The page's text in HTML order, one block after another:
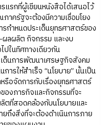
แรกที่ผู้เขียนหนังสือได้เสนอไว้
าครัฐจะต้องมีความเชื่อมโยง
กำหนดประเด็นยุทธศาสตร์ของ
ลผลิต กิจกรรม และงบ
ในทิศทางเดียวกัน
ด็นการพัฒนาเศรษฐกิจสังคม
ารให้สำเร็จ “นโยบาย” นั้นเป็น
รือจัดการกับเรื่องยุทธศาสตร์
องภารกิจและกิจกรรมที่จะ
ตที่สอดคล้องกับนโยบายและ
ถึงสิ่งที่จะต้องดำเนินการภาย